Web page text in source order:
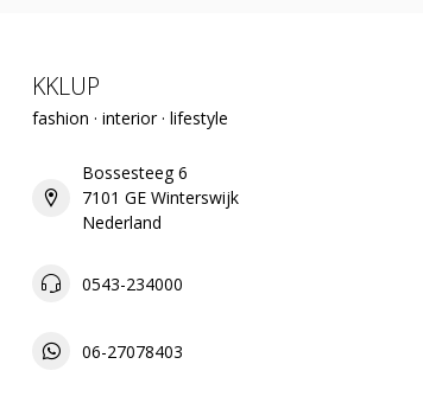
KKLUP
fashion · interior · lifestyle
Bossesteeg 6
7101 GE Winterswijk
Nederland
0543-234000
06-27078403